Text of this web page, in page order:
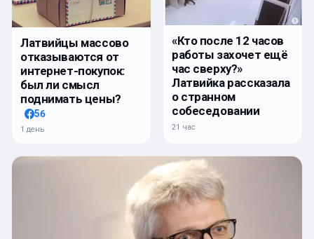
Латвийцы массово
отказываются от
интернет-покупок:
был ли смысл
поднимать цены?
56
1 день
«Кто после 12 часов
работы захочет ещё
час сверху?»
Латвийка рассказала
о странном
собеседовании
21 час